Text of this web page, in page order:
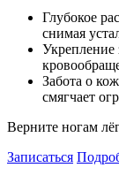
Глубокое
снимая
Укрепление
Забота о
смягчает
Верните ногам
Записаться